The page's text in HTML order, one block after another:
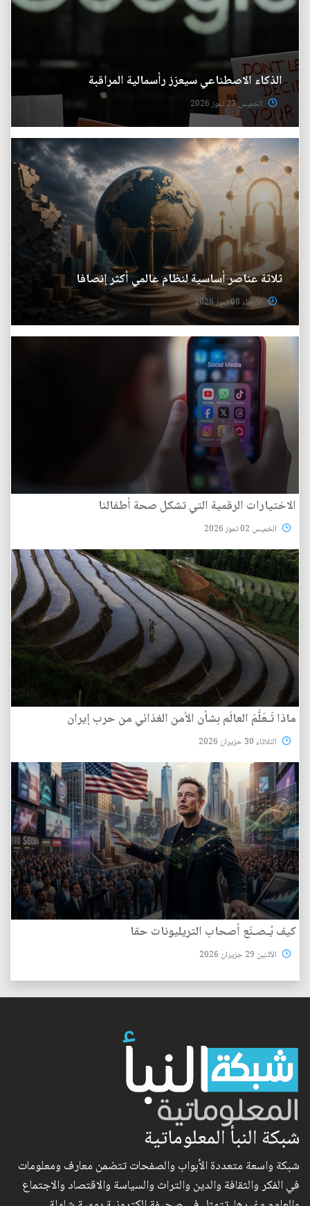
الذكاء الاصطناعي سيعزز رأسمالية المراقبة
الخميس 23 تموز 2026
ثلاثة عناصر أساسية لنظام عالمي أكثر إنصافا
الأربعاء 08 تموز 2026
الاختيارات الرقمية التي تشكل صحة أطفالنا
الخميس 02 تموز 2026
ماذا تَـعَلَّمَ العالَم بشأن الأمن الغذائي من حرب إيران
الثلاثاء 30 حزيران 2026
كيف يُـصـنَع أصحاب التريليونات حقا
الأثنين 29 حزيران 2026
شبكة النبأ المعلوماتية
شبكة واسعة متعددة الأبواب والصفحات تتضمن معارف ومعلومات
في الفكر والثقافة والدين والتراث والسياسة والاقتصاد والاجتماع